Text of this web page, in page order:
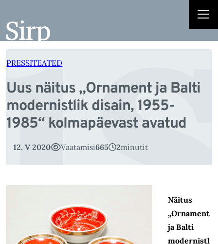
juurde
PRESSITEATED
Uus näitus „Ornament ja Balti
modernistlik disain, 1955-
1985“ kolmapäevast avatud
12. V 2020 Vaatamisi665 2minutit
Näitus
„Ornament
ja Balti
modernistl